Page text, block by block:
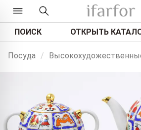
ПОИСК ОТКРЫТЬ
Посуда /